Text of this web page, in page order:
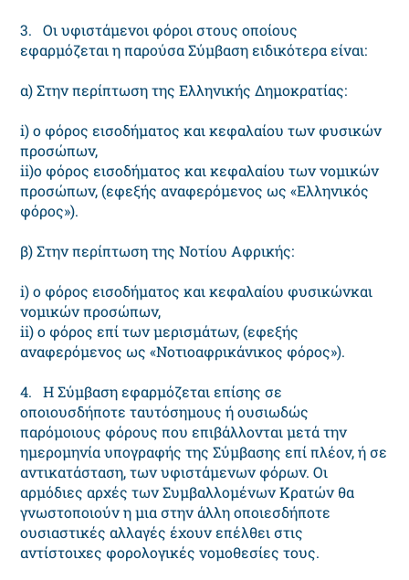
3. Οι υφιστάμενοι φόροι στους οποίους
εφαρμόζεται η παρούσα Σύμβαση ειδικότερα είναι:
α) Στην περίπτωση της Ελληνικής Δημοκρατίας:
i) ο φόρος εισοδήματος και κεφαλαίου των φυσικών
προσώπων,
ii)ο φόρος εισοδήματος και κεφαλαίου των νομικών
προσώπων, (εφεξής αναφερόμενος ως «Ελληνικός
φόρος»).
β) Στην περίπτωση της Νοτίου Αφρικής:
i) ο φόρος εισοδήματος και κεφαλαίου φυσικώνκαι
νομικών προσώπων,
ii) o φόρος επί των μερισμάτων, (εφεξής
αναφερόμενος ως «Νοτιοαφρικάνικος φόρος»).
4. Η Σύμβαση εφαρμόζεται επίσης σε
οποιουσδήποτε ταυτόσημους ή ουσιωδώς
παρόμοιους φόρους που επιβάλλονται μετά την
ημερομηνία υπογραφής της Σύμβασης επί πλέον, ή σε
αντικατάσταση, των υφιστάμενων φόρων. Οι
αρμόδιες αρχές των Συμβαλλομένων Κρατών θα
γνωστοποιούν η μια στην άλλη οποιεσδήποτε
ουσιαστικές αλλαγές έχουν επέλθει στις
αντίστοιχες φορολογικές νομοθεσίες τους.